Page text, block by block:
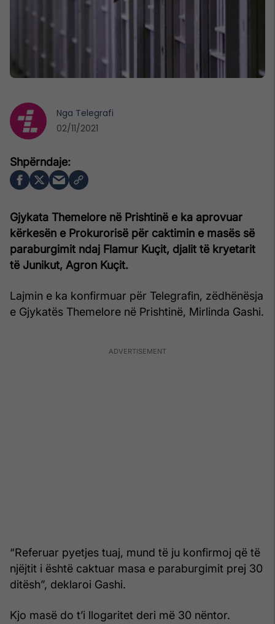
Gjykata Themelore në Prishtinë e ka aprovuar
kërkesën e Prokurorisë për caktimin e masës së
paraburgimit ndaj Flamur Kuçit, djalit të kryetarit
të Junikut, Agron Kuçit.
Lajmin e ka konfirmuar për Telegrafin, zëdhënësja
e Gjykatës Themelore në Prishtinë, Mirlinda Gashi.
“Referuar pyetjes tuaj, mund të ju konfirmoj që të
njëjtit i është caktuar masa e paraburgimit prej 30
ditësh”, deklaroi Gashi.
Kjo masë do t’i llogaritet deri më 30 nëntor.
Nga Telegrafi
02/11/2021